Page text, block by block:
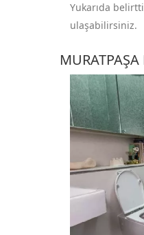
Yukarıda
ulaşabilirsiniz.